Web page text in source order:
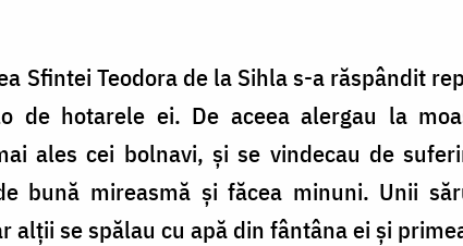
Sfintei Teodora de la Sihla s-a răspândit
de hotarele ei. De aceea alergau la
ales cei bolnavi, şi se vindecau de
bună mireasmă şi făcea minuni. Unii
alţii se spălau cu apă din fântâna ei şi